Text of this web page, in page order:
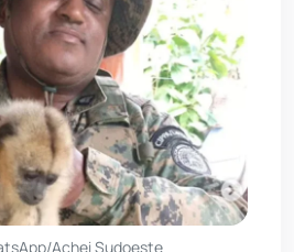
Achei Sudoeste